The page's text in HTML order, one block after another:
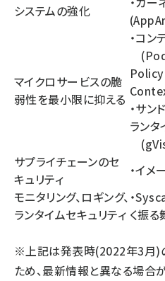
システムの強化
マイクロサービスの脆
弱性を最小限に抑える
・コ
・サ
ランタ
サプライチェーンのセ
キュリティ
・イ
モニタリング、ロギング、
ランタイムセキュリティ
・
く振
※上記は発表時(2022年3月)
ため、最新情報と異なる場合